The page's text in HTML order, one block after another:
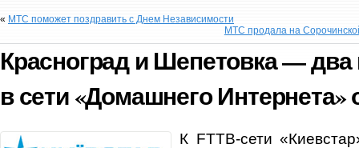
« МТС поможет поздравить с Днем Независимости
МТС продала на
Красноград и Шепетовка —
в сети «Домашнего Интернета»
К FTTB-сети